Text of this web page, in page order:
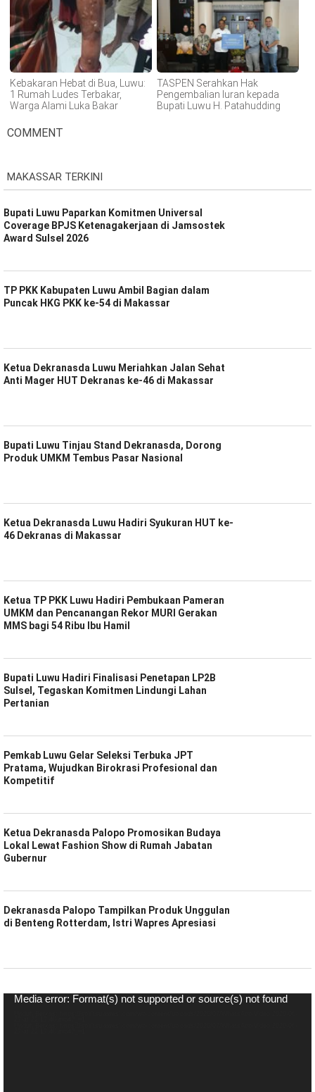
Kebakaran Hebat di Bua, Luwu:
1 Rumah Ludes Terbakar,
Warga Alami Luka Bakar
TASPEN Serahkan Hak
Pengembalian Iuran kepada
Bupati Luwu H. Patahudding
COMMENT
MAKASSAR TERKINI
Bupati Luwu Paparkan Komitmen Universal
Coverage BPJS Ketenagakerjaan di Jamsostek
Award Sulsel 2026
TP PKK Kabupaten Luwu Ambil Bagian dalam
Puncak HKG PKK ke-54 di Makassar
Ketua Dekranasda Luwu Meriahkan Jalan Sehat
Anti Mager HUT Dekranas ke-46 di Makassar
Bupati Luwu Tinjau Stand Dekranasda, Dorong
Produk UMKM Tembus Pasar Nasional
Ketua Dekranasda Luwu Hadiri Syukuran HUT ke-
46 Dekranas di Makassar
Ketua TP PKK Luwu Hadiri Pembukaan Pameran
UMKM dan Pencanangan Rekor MURI Gerakan
MMS bagi 54 Ribu Ibu Hamil
Bupati Luwu Hadiri Finalisasi Penetapan LP2B
Sulsel, Tegaskan Komitmen Lindungi Lahan
Pertanian
Pemkab Luwu Gelar Seleksi Terbuka JPT
Pratama, Wujudkan Birokrasi Profesional dan
Kompetitif
Ketua Dekranasda Palopo Promosikan Budaya
Lokal Lewat Fashion Show di Rumah Jabatan
Gubernur
Dekranasda Palopo Tampilkan Produk Unggulan
di Benteng Rotterdam, Istri Wapres Apresiasi
Pemutar
Media error: Format(s) not supported or source(s) not found